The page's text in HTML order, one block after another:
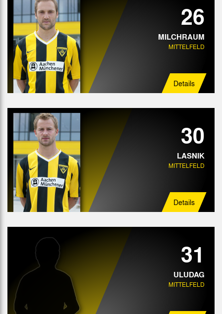
26
MILCHRAUM
MITTELFELD
Details
30
LASNIK
MITTELFELD
Details
31
ULUDAG
MITTELFELD